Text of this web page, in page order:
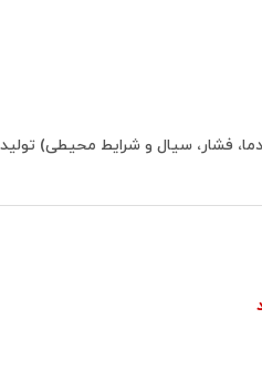
(دما، فشار، سیال و شرایط محیطی)